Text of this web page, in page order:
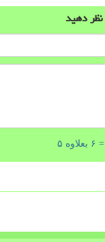
نظر دهید
= ۶ بعلاوه ۵